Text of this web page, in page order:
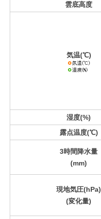
雲底高度
気温(℃)
湿度(%)
露点温度(℃)
3時間降水量
(mm)
現地気圧(hPa)
(変化量)